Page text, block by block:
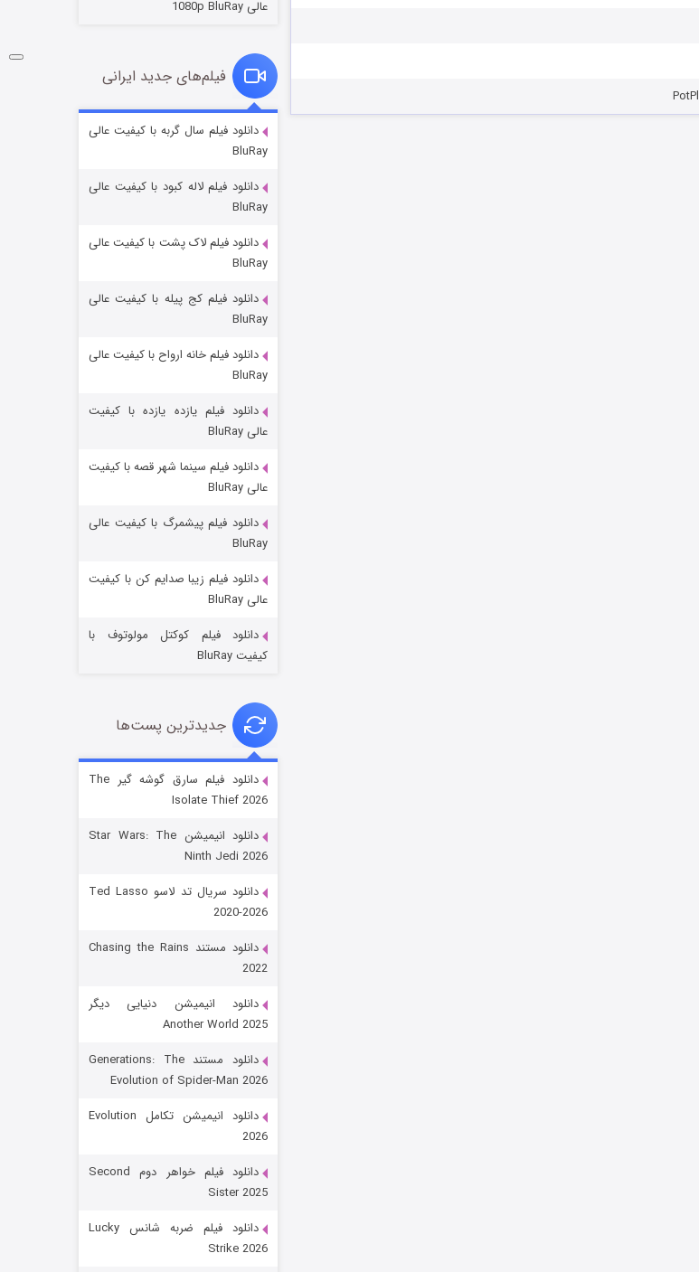
شوگر فصل ۲
قسمت
خاندان اژدها فصل ۳
جادوگری در مغولستان
قسمت۶ (زیرنویس)
رویایی برای تو
قسمت۱۵ (دوبله) منتشر شد
عالی 1080p BluRay
فیلم‌های جدید ایرانی
دانلود فیلم سال گربه با کیفیت عالی
BluRay
دانلود فیلم لاله کبود با کیفیت عالی
BluRay
دانلود فیلم لاک پشت با کیفیت عالی
BluRay
دانلود فیلم کج‌ پیله با کیفیت عالی
BluRay
دانلود فیلم خانه ارواح با کیفیت عالی
BluRay
دانلود فیلم یازده یازده با کیفیت
عالی BluRay
دانلود فیلم سینما شهر قصه با کیفیت
عالی BluRay
دانلود فیلم پیشمرگ با کیفیت عالی
BluRay
دانلود فیلم زیبا صدایم کن با کیفیت
عالی BluRay
دانلود فیلم کوکتل مولوتوف با
کیفیت BluRay
جدیدترین پست‌ها
دانلود فیلم سارق گوشه گیر The
Isolate Thief 2026
دانلود انیمیشن Star Wars: The
Ninth Jedi 2026
دانلود سریال تد لاسو Ted Lasso
2020-2026
دانلود مستند Chasing the Rains
2022
دانلود انیمیشن دنیایی دیگر
Another World 2025
دانلود مستند Generations: The
Evolution of Spider-Man 2026
دانلود انیمیشن تکامل Evolution
2026
دانلود فیلم خواهر دوم Second
Sister 2025
دانلود فیلم ضربه شانس Lucky
Strike 2026